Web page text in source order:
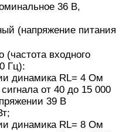
36 В,
(напряжение питания
входного
Гц):
динамика RL= 4 Ом
от 40 до 15 000
39 В
динамика RL= 8 Ом